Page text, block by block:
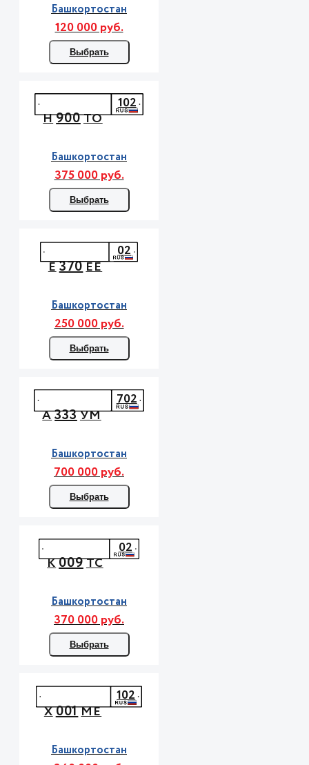
Башкортостан
120 000 руб.
Выбрать
Н900ТО
102
Башкортостан
375 000 руб.
Выбрать
Е370ЕЕ
02
Башкортостан
250 000 руб.
Выбрать
А333УМ
702
Башкортостан
700 000 руб.
Выбрать
К009ТС
02
Башкортостан
370 000 руб.
Выбрать
Х001МЕ
102
Башкортостан